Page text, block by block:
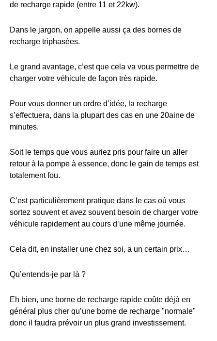
de recharge rapide (entre 11 et 22kw).
Dans le jargon, on appelle aussi ça des bornes de
recharge triphasées.
Le grand avantage, c’est que cela va vous permettre de
charger votre véhicule de façon très rapide.
Pour vous donner un ordre d’idée, la recharge
s’effectuera, dans la plupart des cas en une 20aine de
minutes.
Soit le temps que vous auriez pris pour faire un aller
retour à la pompe à essence, donc le gain de temps est
totalement fou.
C’est particulièrement pratique dans le cas où vous
sortez souvent et avez souvent besoin de charger votre
véhicule rapidement au cours d’une même journée.
Cela dit, en installer une chez soi, a un certain prix…
Qu’entends-je par là ?
Eh bien, une borne de recharge rapide coûte déjà en
général plus cher qu’une borne de recharge "normale"
donc il faudra prévoir un plus grand investissement.